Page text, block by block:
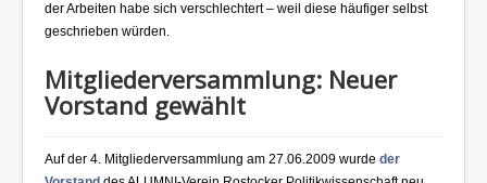
der Arbeiten habe sich verschlechtert – weil diese häufiger selbst
geschrieben würden.
Mitgliederversammlung: Neuer
Vorstand gewählt
Auf der 4. Mitgliederversammlung am 27.06.2009 wurde der